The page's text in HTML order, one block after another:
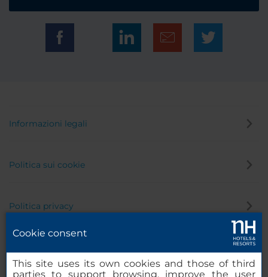
Informazioni legali
Politica sui cookie
Politica privacy
Cookie consent
This site uses its own cookies and those of third
parties to support browsing, improve the user